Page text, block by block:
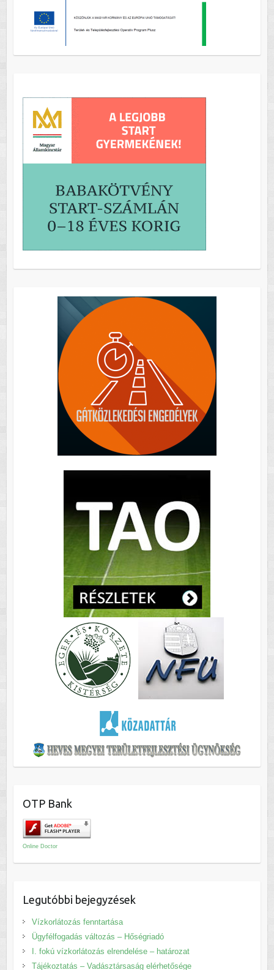
OTP Bank
Online Doctor
Legutóbbi bejegyzések
Vízkorlátozás fenntartása
Ügyfélfogadás változás – Hőségriadó
I. fokú vízkorlátozás elrendelése – határozat
Tájékoztatás – Vadásztársaság elérhetősége